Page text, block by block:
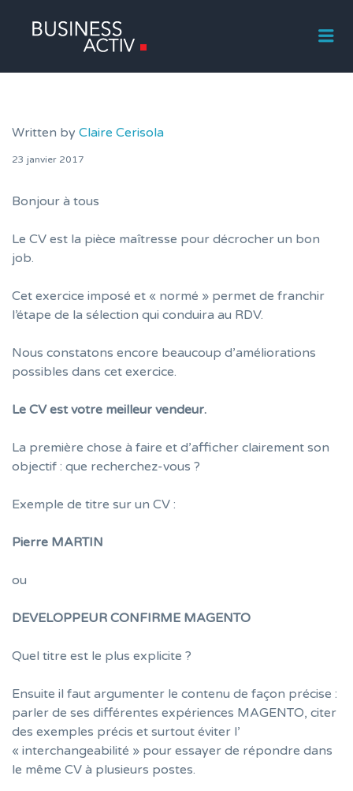
Written by Claire Cerisola
23 janvier 2017
Bonjour à tous
Le CV est la pièce maîtresse pour décrocher un bon
job.
Cet exercice imposé et « normé » permet de franchir
l’étape de la sélection qui conduira au RDV.
Nous constatons encore beaucoup d’améliorations
possibles dans cet exercice.
Le CV est votre meilleur vendeur.
La première chose à faire et d’afficher clairement son
objectif : que recherchez-vous ?
Exemple de titre sur un CV :
Pierre MARTIN
ou
DEVELOPPEUR CONFIRME MAGENTO
Quel titre est le plus explicite ?
Ensuite il faut argumenter le contenu de façon précise :
parler de ses différentes expériences MAGENTO, citer
des exemples précis et surtout éviter l’
« interchangeabilité » pour essayer de répondre dans
le même CV à plusieurs postes.